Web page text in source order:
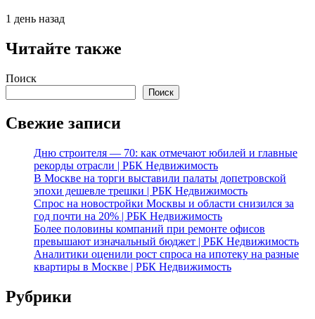
1 день назад
Читайте также
Поиск
Поиск
Свежие записи
Дню строителя — 70: как отмечают юбилей и главные
рекорды отрасли | РБК Недвижимость
В Москве на торги выставили палаты допетровской
эпохи дешевле трешки | РБК Недвижимость
Спрос на новостройки Москвы и области снизился за
год почти на 20% | РБК Недвижимость
Более половины компаний при ремонте офисов
превышают изначальный бюджет | РБК Недвижимость
Аналитики оценили рост спроса на ипотеку на разные
квартиры в Москве | РБК Недвижимость
Рубрики